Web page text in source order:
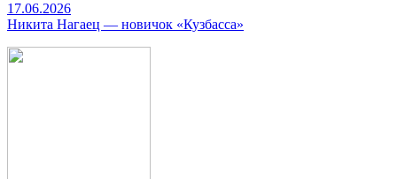
17.06.2026
Никита Нагаец — новичок «Кузбасса»